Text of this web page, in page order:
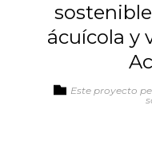
ácuícola y
Este proyecto